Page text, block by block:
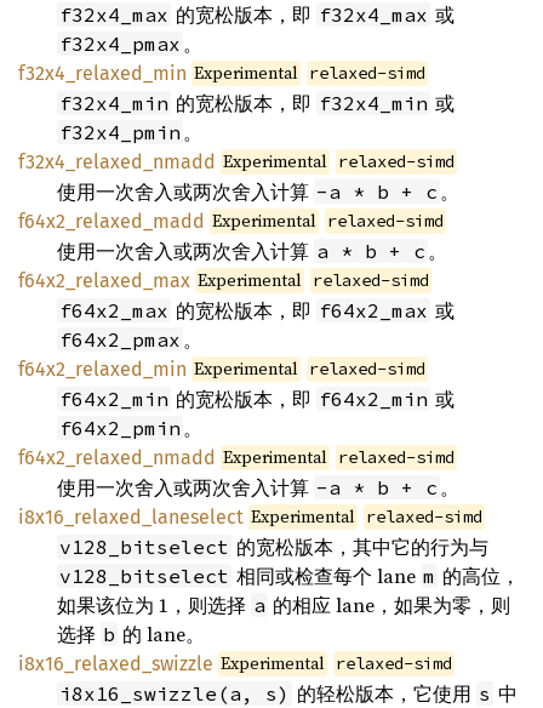
f32x4_max 的宽松版本，即 f32x4_max 或
f32x4_pmax 。
f32x4_relaxed_min Experimental relaxed-simd
f32x4_min 的宽松版本，即 f32x4_min 或
f32x4_pmin 。
f32x4_relaxed_nmadd Experimental relaxed-simd
使用一次舍入或两次舍入计算 -a * b + c 。
f64x2_relaxed_madd Experimental relaxed-simd
使用一次舍入或两次舍入计算 a * b + c 。
f64x2_relaxed_max Experimental relaxed-simd
f64x2_max 的宽松版本，即 f64x2_max 或
f64x2_pmax 。
f64x2_relaxed_min Experimental relaxed-simd
f64x2_min 的宽松版本，即 f64x2_min 或
f64x2_pmin 。
f64x2_relaxed_nmadd Experimental relaxed-simd
使用一次舍入或两次舍入计算 -a * b + c 。
i8x16_relaxed_laneselect Experimental relaxed-simd
v128_bitselect 的宽松版本，其中它的行为与
v128_bitselect 相同或检查每个 lane m 的高位，
如果该位为 1，则选择 a 的相应 lane，如果为零，则
选择 b 的 lane。
i8x16_relaxed_swizzle Experimental relaxed-simd
i8x16_swizzle(a, s) 的轻松版本，它使用 s 中